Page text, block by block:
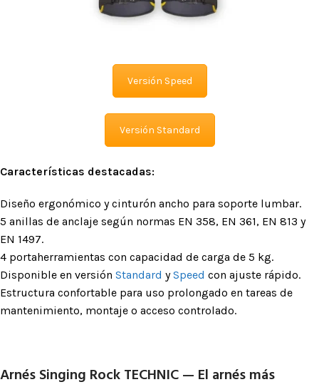
Versión Speed
Versión Standard
Características destacadas:
Diseño ergonómico y cinturón ancho para soporte lumbar.
5 anillas de anclaje según normas EN 358, EN 361, EN 813 y
EN 1497.
4 portaherramientas con capacidad de carga de 5 kg.
Disponible en versión Standard ySpeed con ajuste rápido.
Estructura confortable para uso prolongado en tareas de
mantenimiento, montaje o acceso controlado.
Arnés Singing Rock TECHNIC — El arnés más